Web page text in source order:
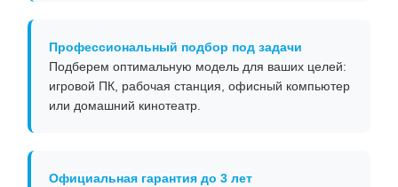
Профессиональный подбор под задачи
Подберем оптимальную модель для ваших целей:
игровой ПК, рабочая станция, офисный компьютер
или домашний кинотеатр.
Официальная гарантия до 3 лет